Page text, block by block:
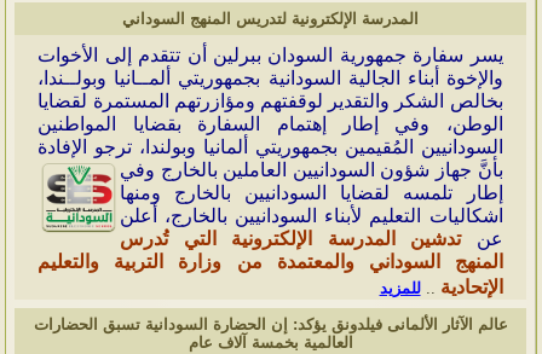
المدرسة الإلكترونية لتدريس المنهج السوداني
يسر سفارة جمهورية السودان ببرلين أن تتقدم إلى الأخوات
والإخوة أبناء الجالية السودانية بجمهوريتي ألمــانيا وبولــندا،
بخالص الشكر والتقدير لوقفتهم ومؤازرتهم المستمرة لقضايا
الوطن، وفي إطار إهتمام السفارة بقضايا المواطنين
السودانيين المُقيمين بجمهوريتي ألمانيا وبولندا، ترجو الإفادة
بأنَّ جهاز شؤون السودانيين العاملين بالخارج وفي
إطار تلمسه لقضايا السودانيين بالخارج ومنها
اشكاليات التعليم لأبناء السودانيين بالخارج، أعلن
عنتدشين المدرسة الإلكترونية التي تُدرس
المنهج السوداني والمعتمدة من وزارة التربية والتعليم
الإتحادية ..للمزيد
عالم الآثار الألمانى فيلدونق يؤكد: إن الحضارة السودانية تسبق الحضارات
العالمية بخمسة آلاف عام